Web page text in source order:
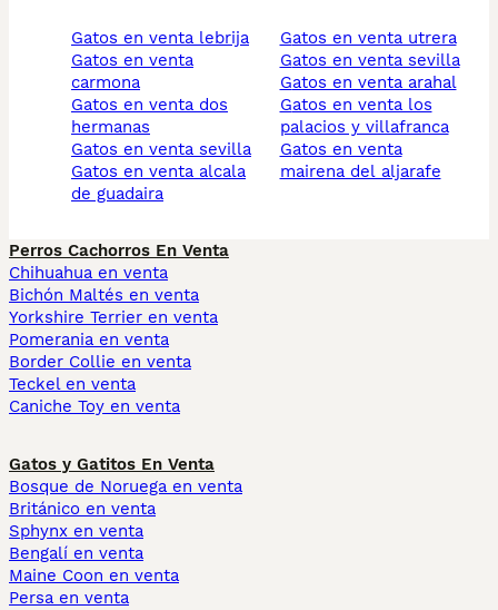
gatos en venta lebrija
gatos en venta
carmona
gatos en venta dos
hermanas
gatos en venta sevilla
gatos en venta alcala
de guadaira
gatos en venta utrera
gatos en venta sevilla
gatos en venta arahal
gatos en venta los
palacios y villafranca
gatos en venta
mairena del aljarafe
Perros Cachorros En Venta
Chihuahua en venta
Bichón Maltés en venta
Yorkshire Terrier en venta
Pomerania en venta
Border Collie en venta
Teckel en venta
Caniche Toy en venta
Gatos y Gatitos En Venta
Bosque de Noruega en venta
Británico en venta
Sphynx en venta
Bengalí en venta
Maine Coon en venta
Persa en venta